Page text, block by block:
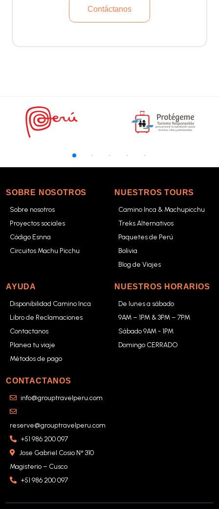
Contáctanos
SOBRE NOSOTROS
Sobre nosotros
Proyectos sociales
Código Esnna
Circuitos Machu Picchu
NUESTROS TOURS
Camino Inca & Machupicchu
Treks Alternativos
Paquetes de Perú
Bolivia
Blog de Viajes
AYUDA
Disponibilidad Camino Inca
Libro de Reclamaciones
Contactanos
Planea tu viaje
Métodos de pago
NUESTROS HORARIOS
De lunes a sábado
9AM – 1PM & 3PM – 7PM
Sábado 9AM - 1PM
Domingo CERRADO
CONTACTANOS
info@grouptravelperu.com
reserve@grouptravelperu.com
+51 986 200 097
Jose Gabriel Cosio N° 310
Magisterio – Cusco
+51 986 200 097